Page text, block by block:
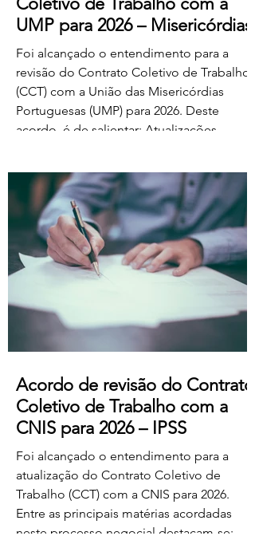
UMP para 2026 – Misericórdias
Foi alcançado o entendimento para a
revisão do Contrato Coletivo de Trabalho
(CCT) com a União das Misericórdias
Portuguesas (UMP) para 2026. Deste
acordo, é de salientar: Atualizações
professores dos ensinos básico e
secundário profissionalizados; Aumento
do subsídio de refeição para os 5,50€.
Estas alterações produzem efeitos
retroativos a janeiro de 2026, aguardando-
se a sua publicação no Boletim
Acordo de revisão do Contrato
Coletivo de Trabalho com a
CNIS para 2026 – IPSS
Foi alcançado o entendimento para a
atualização do Contrato Coletivo de
Trabalho (CCT) com a CNIS para 2026.
Entre as principais matérias acordadas
neste processo negocial destacam-se: